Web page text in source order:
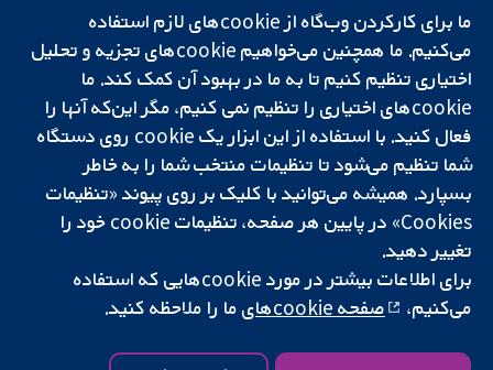
تحقیقات قابل
اعتماد.
تصمیم‌گیری آگاهانه.
سلامت بهتر.
لندن
W1G 0AN
بریتانیا
دفتر رسانه‌ای
درباره ما
فرصت‌های
شغلی
Cochrane
Library
شبکه همکاری کاکرین، یک مؤسسه خیریه (شماره 1045921) و یک شرکت با
و ولز است. شماره ثبت مالیات بر ارزش افزوده: GB 718 2127 49.
کپی‌رایت © ۲۰۲۵ همکاری کاکرین
شرایط و ضوابط وب‌سایت|سلب مسئولیت|حریم خصوصی
ما برای کارکردن وب‌گاه از cookie‌های لازم استفاده
می‌کنیم. ما همچنین می‌خواهیم cookie‌های تجزیه و تحلیل
اختیاری تنظیم کنیم تا به ما در بهبود آن کمک کند. ما
cookie‌های اختیاری را تنظیم نمی کنیم، مگر این‌که آنها را
فعال کنید. با استفاده از این ابزار یک cookie‌ روی دستگاه
شما تنظیم می‌شود تا تنظیمات منتخب شما را به خاطر
بسپارد. همیشه می‌توانید با کلیک بر روی پیوند «تنظیمات
Cookies» در پایین هر صفحه، تنظیمات cookie‌ خود را
تغییر دهید.
برای اطلاعات بیشتر در مورد cookie‌هایی که استفاده
می‌کنیم،
صفحه cookie‌های ما را ملاحظه کنید.